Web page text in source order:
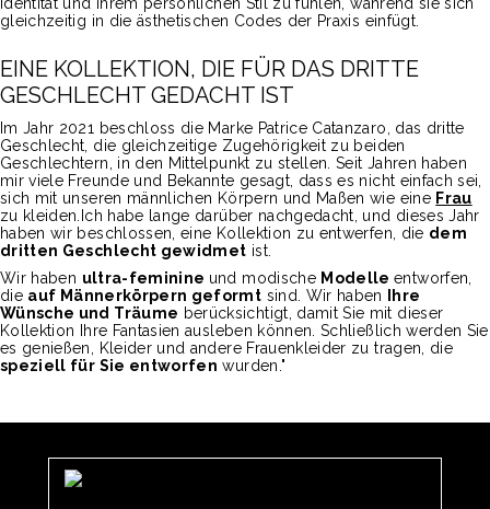
gleichzeitig in die ästhetischen Codes der Praxis einfügt.
EINE KOLLEKTION, DIE FÜR DAS DRITTE
GESCHLECHT GEDACHT IST
Im Jahr 2021 beschloss die Marke Patrice Catanzaro, das dritte
Geschlecht, die gleichzeitige Zugehörigkeit zu beiden
Geschlechtern, in den Mittelpunkt zu stellen. Seit Jahren haben
mir viele Freunde und Bekannte gesagt, dass es nicht einfach sei,
sich mit unseren männlichen Körpern und Maßen wie eine Frau
zu kleiden. Ich habe lange darüber nachgedacht, und dieses Jahr
haben wir beschlossen, eine Kollektion zu entwerfen, die dem
dritten Geschlecht gewidmet ist.
Wir haben ultra-feminine und modische Modelleentworfen,
die auf Männerkörpern geformt sind. Wir haben
Ihre
Wünsche und Träume berücksichtigt, damit Sie mit dieser
Kollektion Ihre Fantasien ausleben können. Schließlich werden Sie
es genießen, Kleider und andere Frauenkleider zu tragen, die
speziell für Sie entworfen wurden."